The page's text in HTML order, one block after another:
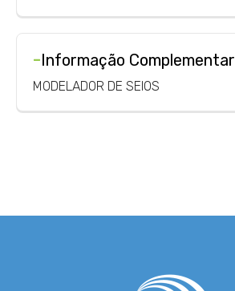
-Informação Complementar
MODELADOR DE SEIOS